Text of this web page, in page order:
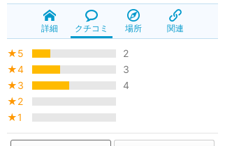
詳細 クチコミ 場所 関連
★5
2
★4
3
★3
4
★2
★1